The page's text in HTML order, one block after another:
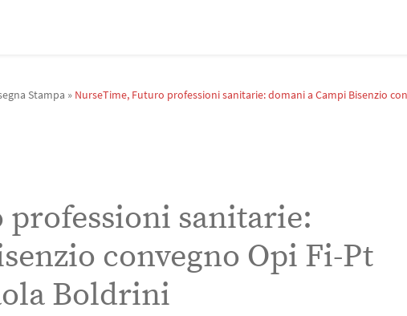
Stampa » NurseTime, Futuro professioni sanitarie: domani a Campi Bisenzio
sanitarie:
convegno Opi Fi-Pt
Boldrini